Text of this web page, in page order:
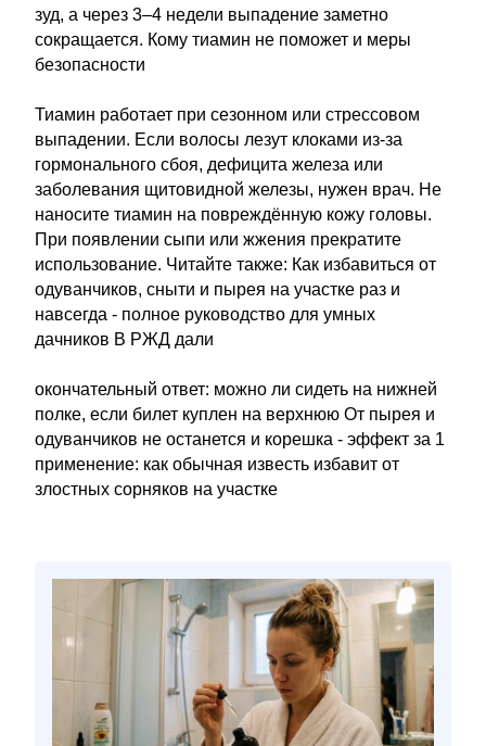
зуд, а через 3–4 недели выпадение заметно
сокращается. Кому тиамин не поможет и меры
безопасности
Тиамин работает при сезонном или стрессовом
выпадении. Если волосы лезут клоками из-за
гормонального сбоя, дефицита железа или
заболевания щитовидной железы, нужен врач. Не
наносите тиамин на повреждённую кожу головы.
При появлении сыпи или жжения прекратите
использование. Читайте также: Как избавиться от
одуванчиков, сныти и пырея на участке раз и
навсегда - полное руководство для умных
дачников В РЖД дали
окончательный ответ: можно ли сидеть на нижней
полке, если билет куплен на верхнюю От пырея и
одуванчиков не останется и корешка - эффект за 1
применение: как обычная известь избавит от
злостных сорняков на участке